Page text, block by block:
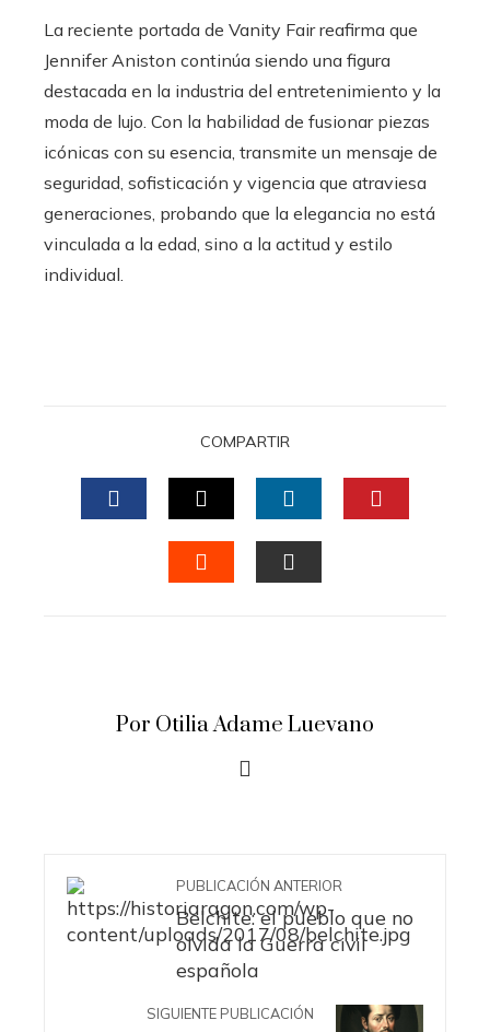
La reciente portada de Vanity Fair reafirma que
Jennifer Aniston continúa siendo una figura
destacada en la industria del entretenimiento y la
moda de lujo. Con la habilidad de fusionar piezas
icónicas con su esencia, transmite un mensaje de
seguridad, sofisticación y vigencia que atraviesa
generaciones, probando que la elegancia no está
vinculada a la edad, sino a la actitud y estilo
individual.
COMPARTIR
FACEBOOKTWITTERLINKEDIN
Por Otilia Adame Luevano
PUBLICACIÓN ANTERIOR
Belchite: el pueblo que no
olvida la Guerra civil
española
SIGUIENTE PUBLICACIÓN